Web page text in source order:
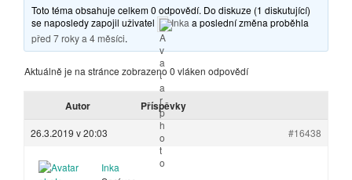
Toto téma obsahuje celkem 0 odpovědí. Do diskuze (1 diskutující)
se naposledy zapojil uživatel
Inka a poslední změna proběhla
před 7 roky a 4 měsíci.
Aktuálně je na stránce zobrazeno 0 vláken odpovědí
Autor Příspěvky
26.3.2019 v 20:03 #16438
Inka